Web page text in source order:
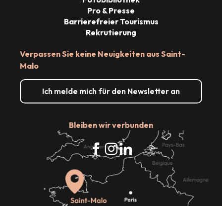
Verpassen Sie keine Neuigkeiten aus Saint-
Malo
Ich melde mich für den Newsletter an
Bleiben wir verbunden
Pro & Presse
Barrierefreier Tourismus
Rekrutierung